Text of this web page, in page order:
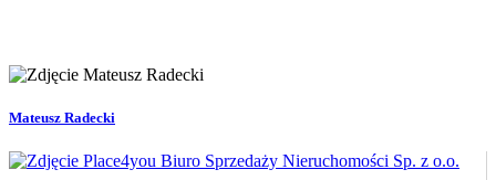
Mateusz Radecki